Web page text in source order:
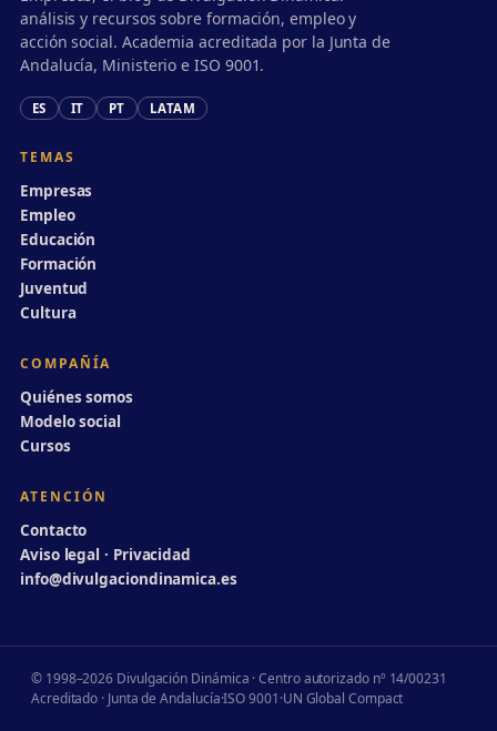
análisis y recursos sobre formación, empleo y
acción social. Academia acreditada por la Junta de
Andalucía, Ministerio e ISO 9001.
ES IT PT LATAM
TEMAS
Empresas
Empleo
Educación
Formación
Juventud
Cultura
COMPAÑÍA
Quiénes somos
Modelo social
Cursos
ATENCIÓN
Contacto
Aviso legal · Privacidad
info@divulgaciondinamica.es
© 1998–2026 Divulgación Dinámica · Centro autorizado nº 14/00231
Acreditado · Junta de Andalucía·ISO 9001·UN Global Compact